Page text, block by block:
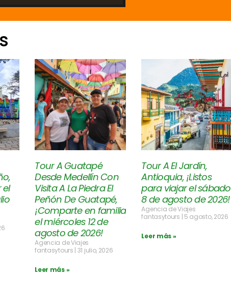
el
Tour A Guatapé
Desde Medellín Con
Visita A La Piedra El
Peñón De Guatapé,
¡Comparte en familia
el miércoles 12 de
agosto de 2026!
Agencia de Viajes
fantasytours 31 julio, 2026
Leer más »
Tour A El Jardín,
Antioquia, ¡Listos
para viajar el sábado
8 de agosto de 2026!
Agencia de Viajes
fantasytours 5 agosto, 2026
Leer más »